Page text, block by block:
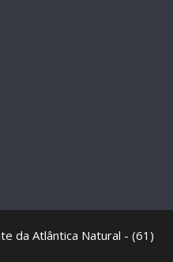
da Atlântica Natural - (61)